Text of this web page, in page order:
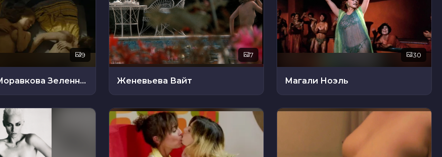
9
Доминика Моравкова Зеленникова
7
Женевьева Вайт
30
Магали Ноэль